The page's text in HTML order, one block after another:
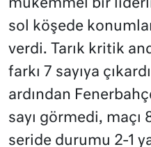
mükemmel bir
sol köşede
verdi. Tarık kritik
farkı 7 sayıya
ardından
sayı görmedi, maçı
seride durumu 2-1